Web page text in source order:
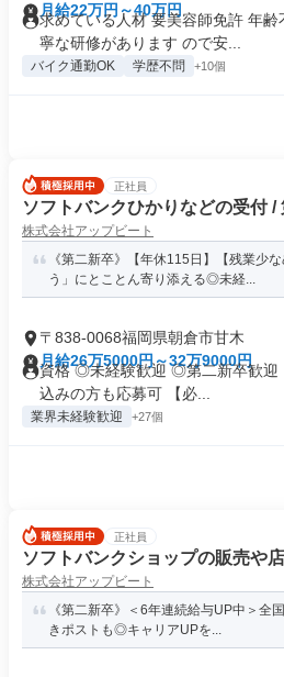
月給22万円～40万円
求めている人材 要美容師免許 年
寧な研修があります ので安...
バイク通勤OK 学歴不問 +10個
正社員
ソフトバンクひかりなどの受付 /
株式会社アップビート
《第二新卒》【年休115日】【残業少
う」にとことん寄り添える◎未経...
〒838-0068福岡県朝倉市甘木
月給26万5000円～32万9000円
資格 ◎未経験歓迎 ◎第二新卒歓迎
込みの方も応募可 【必...
業界未経験歓迎 +27個
正社員
ソフトバンクショップの販売や
株式会社アップビート
《第二新卒》＜6年連続給与UP中＞全
きポストも◎キャリアUPを...